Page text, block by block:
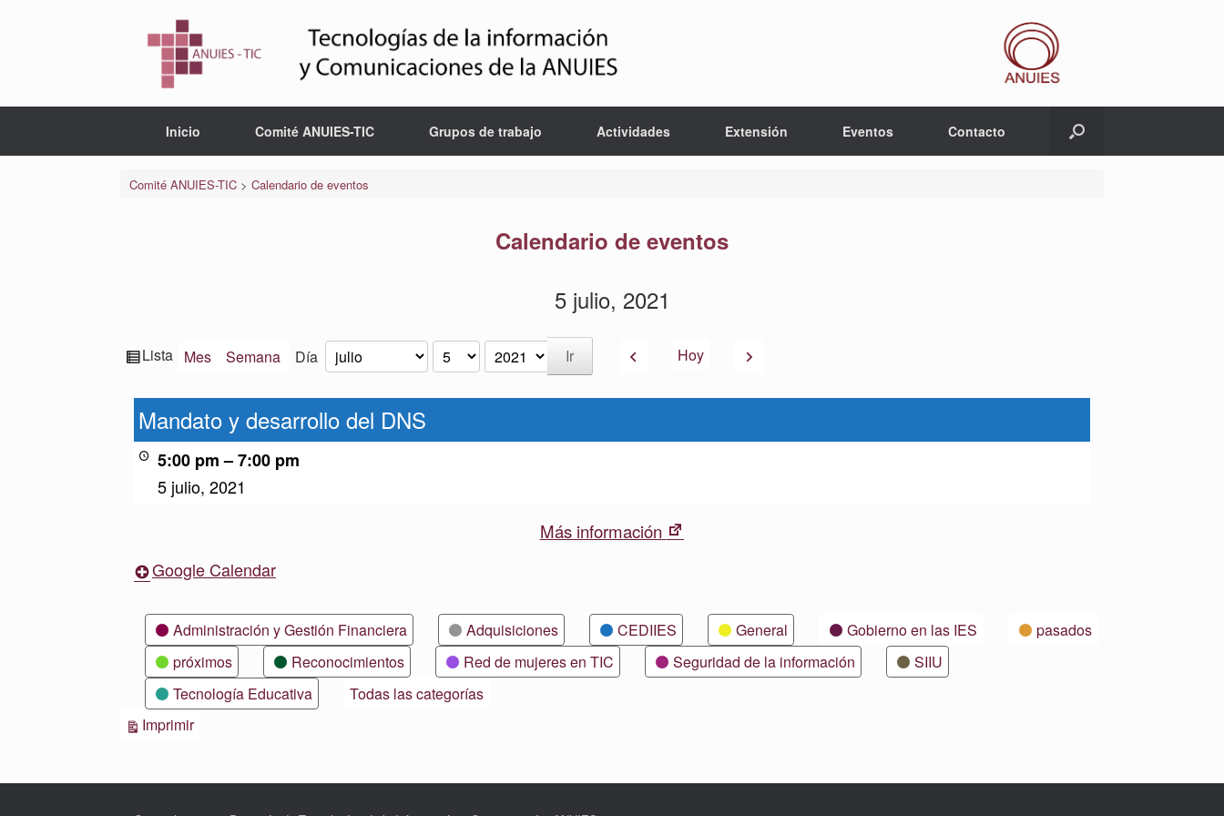
Inicio Comité ANUIES-TIC Grupos de trabajo Actividades Extensión Eventos Contacto
Comité ANUIES-TIC> Calendario de eventos
Calendario de eventos
5 julio, 2021
Ver
Lista Mes Semana Día Mes
Día
Año AnteriorHoy Siguiente
desarrollo
Mandato y desarrollo del DNS
5:00 pm –7:00 pm
5 julio, 2021
Más información
Google Calendar
CategoríasAdministración y Gestión Financiera Adquisiciones CEDIIES General Gobierno en las IES
pasados
próximos
Reconocimientos Red de mujeres en TIC Seguridad de la información
SIIU
Tecnología Educativa
Todas las categorías
ImprimirVistas